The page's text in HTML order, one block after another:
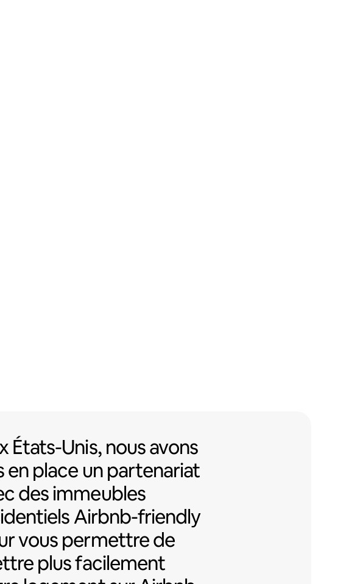
États-Unis, nous avons mis en place un
États-Unis, nous avons
en place un partenariat
des immeubles
Airbnb-friendly
vous permettre de
plus facilement